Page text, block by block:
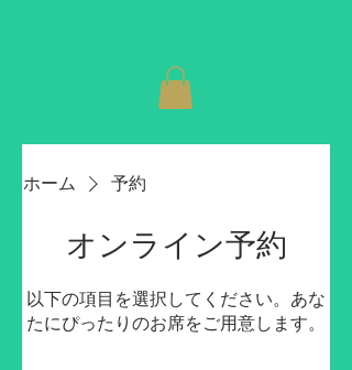
ホーム 予約
オンライン予約
以下の項目を選択してください。あな
たにぴったりのお席をご用意します。